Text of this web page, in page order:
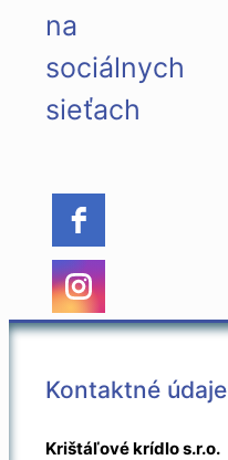
na
sociálnych
sieťach
Kontaktné údaje
Krištáľové krídlo s.r.o.